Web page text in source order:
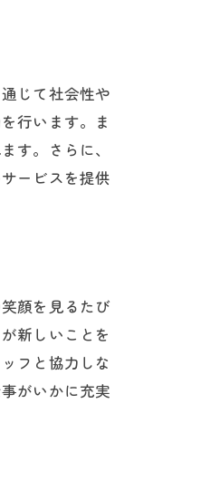
じて社会性や
行います。ま
す。さらに、
ービスを提供
顔を見るたび
新しいことを
フと協力しな
がいかに充実